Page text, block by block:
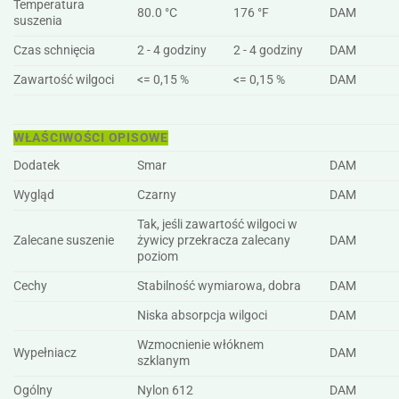
Temperatura
suszenia
80.0 °C 176 °F DAM
Czas schnięcia 2 - 4 godziny 2 - 4 godziny
DAM
Zawartość wilgoci
<= 0,15 % <= 0,15 % DAM
WŁAŚCIWOŚCI OPISOWE
Dodatek
Smar
DAM
Wygląd
Czarny DAM
Zalecane suszenie
Tak, jeśli zawartość wilgoci w
żywicy przekracza zalecany
poziom
DAM
Cechy Stabilność wymiarowa, dobra
DAM
Niska absorpcja wilgoci
DAM
Wypełniacz
Wzmocnienie włóknem
szklanym
DAM
Ogólny Nylon 612
DAM